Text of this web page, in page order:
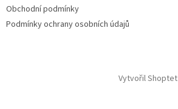
Obchodní podmínky
Podmínky ochrany osobních údajů
Vytvořil Shoptet